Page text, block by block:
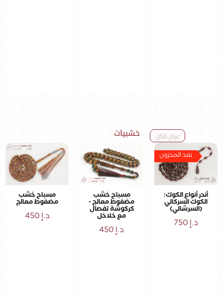
عرض الكل خشبيات
نفذ المخزون
أندر أنواع الكوك:
الكوك السركالي
(السرشالي)
د.إ
مسباح خشب
مضغوط معالج -
كركوشة تفصال
مع خلاخل
د.إ
مسباح خشب
مضغوط معالج
د.إ